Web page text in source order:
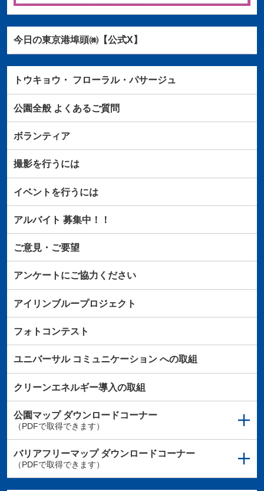
今日の東京港埠頭㈱【公式X】
トウキョウ・ フローラル・パサージュ
公園全般よくあるご質問
ボランティア
撮影を行うには
イベントを行うには
アルバイト 募集中！！
ご意見・ご要望
アンケートにご協力ください
アイリンブループロジェクト
フォトコンテスト
ユニバーサルコミュニケーションへの取組
クリーンエネルギー導入の取組
公園マップダウンロードコーナー
（PDFで取得できます）
バリアフリーマップダウンロードコーナー
（PDFで取得できます）